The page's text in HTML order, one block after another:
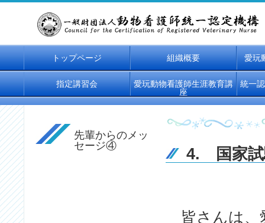
トップページ 組織概要 愛玩
指定講習会
愛玩動物看護師生涯教育講
座
統一
先輩からのメッ
セージ④
4. 国家試
皆さんは、